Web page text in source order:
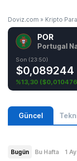
Doviz.com » Kripto
POR
Portugal
Son (23:50)
$0,089244
%13,30 ($0,010476
Güncel
Bugün Bu Hafta 1 Ay